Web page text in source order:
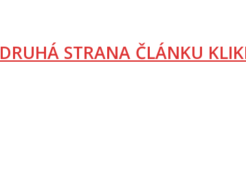
DRUHÁ STRANA ČLÁNKU